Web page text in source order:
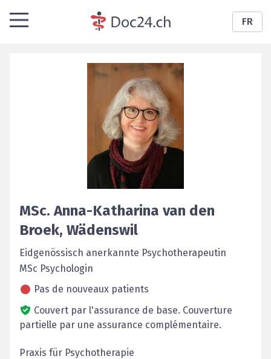
FR
MSc. Anna-Katharina van den
Broek, Wädenswil
Eidgenössisch anerkannte Psychotherapeutin
MSc Psychologin
Pas de nouveaux patients
Couvert par l'assurance de base. Couverture
partielle par une assurance complémentaire.
Praxis für Psychotherapie